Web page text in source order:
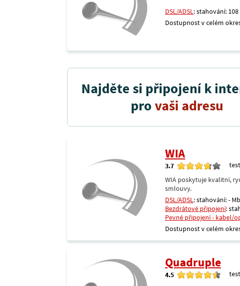
DSL/ADSL: stahování:
Dostupnost v celém
Najděte si připojení k
provaši adresu
WIA
3.7
WIA poskytuje kvalitní,
smlouvy.
DSL/ADSL: stahování: -
Bezdrátové připojení:
Pevné připojení - kabel/
Dostupnost v celém
Quadruple
4.5